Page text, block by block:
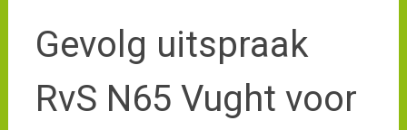
Gevolg uitspraak
RvS N65 Vught voor